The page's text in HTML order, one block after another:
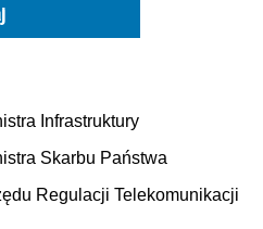
Infrastruktury
Skarbu Państwa
Regulacji Telekomunikacji